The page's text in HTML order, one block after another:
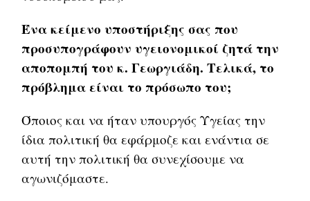
Ένα κείμενο υποστήριξης σας που
προσυπογράφουν υγειονομικοί ζητά την
αποπομπή του κ. Γεωργιάδη. Τελικά, το
πρόβλημα είναι το πρόσωπο του;
Όποιος και να ήταν υπουργός Υγείας την
ίδια πολιτική θα εφάρμοζε και ενάντια σε
αυτή την πολιτική θα συνεχίσουμε να
αγωνιζόμαστε.